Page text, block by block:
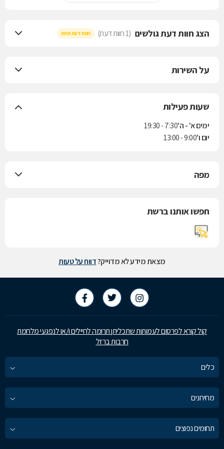
הצג חוות דעת גולשים (1 חוות דעת) חוות דעת אחת
על השירות
שעות פעילות
ימים א' - ה'7:30 - 19:30
יום ו'9:00 - 13:00
מפה
חפשו אותנו ברשת
מצאת מידע לא מדוייק?דווח על טעות
קול קורא לפרסום לעמותות שתכליתן תרומה לחיילים ו/או לנפגעי מלחמת
חרבות ברזל
כלים
מחירונים
תחומים נפוצים